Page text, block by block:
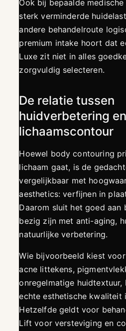
Ook bij bepaalde
sterk verminderde
andere behandelroute
premium intake hoort dat
Luxe zit niet in alles
zorgvuldig selecteren.
De relatie tussen
huidverbetering en
lichaamscontour
Hoewel body contouring
lichaam gaat, is de
vergelijkbaar met
aesthetics: verfijnen in
Daarom sluit het goed aan
bezig zijn met anti-aging,
natuurlijke verbetering.
Wie bijvoorbeeld kiest
acne littekens,
onregelmatige
echte esthetische kwaliteit
Hetzelfde geldt voor
Lift voor versteviging en